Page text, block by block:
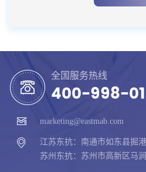
全国服务热线
400-998-
marketing@eastmab.com
江苏东抗：南通市如东县掘
苏州东抗：苏州市高新区马